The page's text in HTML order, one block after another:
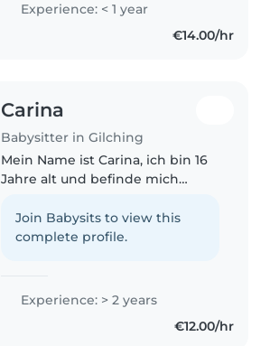
und meine kleine Cousine
Experience: < 1 year
€14.00/hr
Carina
Babysitter in Gilching
Mein Name ist Carina, ich bin 16
Jahre alt und befinde mich
meiner Ausbildung. Schon seit
vielen Jahren sammle ich
Join Babysits to view this
complete profile.
Experience: > 2 years
€12.00/hr